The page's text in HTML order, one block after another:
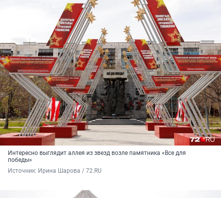
Интересно выглядит аллея из звезд возле памятника «Все для
победы»
Источник: Ирина Шарова / 72.RU